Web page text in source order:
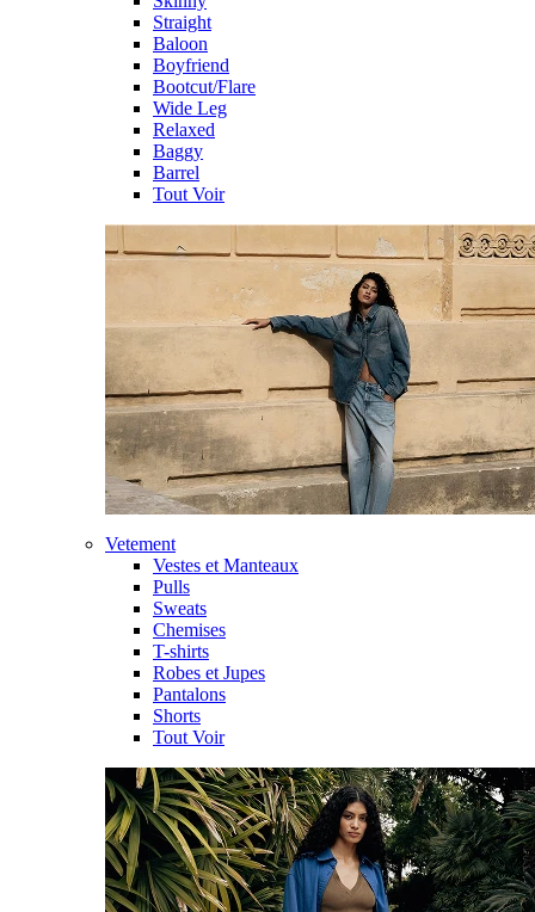
Straight
Baloon
Boyfriend
Bootcut/Flare
Wide Leg
Relaxed
Baggy
Barrel
Tout Voir
Vetement
Vestes et Manteaux
Pulls
Sweats
Chemises
T-shirts
Robes et Jupes
Pantalons
Shorts
Tout Voir